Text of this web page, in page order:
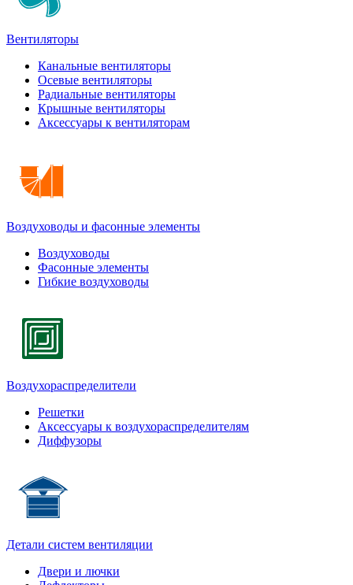
Вентиляторы
Канальные вентиляторы
Осевые вентиляторы
Радиальные вентиляторы
Крышные вентиляторы
Аксессуары к вентиляторам
Воздуховоды и фасонные элементы
Воздуховоды
Фасонные элементы
Гибкие воздуховоды
Воздухораспределители
Решетки
Аксессуары к воздухораспределителям
Диффузоры
Детали систем вентиляции
Двери и лючки